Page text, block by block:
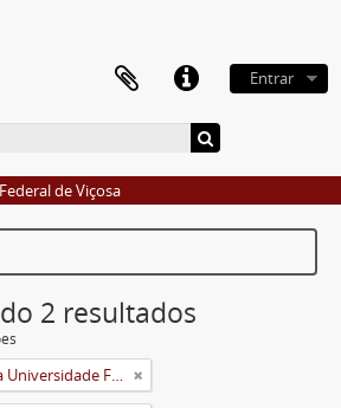
Entrar
de Viçosa
2 resultados
Acervo Cartográfico da Universidade Federal de Viçosa